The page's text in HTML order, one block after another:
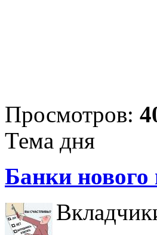
Просмотров:
Тема дня
Банки нового